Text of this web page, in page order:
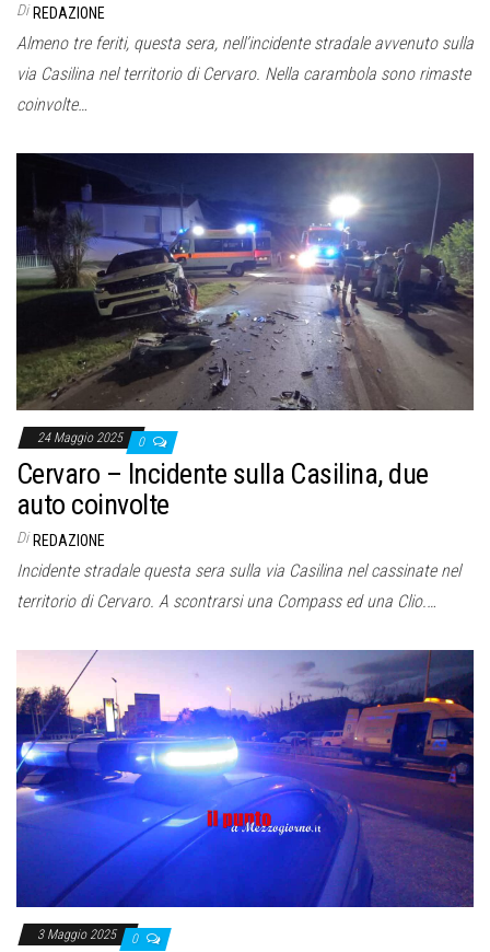
Di REDAZIONE
Almeno tre feriti, questa sera, nell’incidente stradale avvenuto sulla
via Casilina nel territorio di Cervaro. Nella carambola sono rimaste
coinvolte…
24 Maggio 2025 0
Cervaro – Incidente sulla Casilina, due
auto coinvolte
Di REDAZIONE
Incidente stradale questa sera sulla via Casilina nel cassinate nel
territorio di Cervaro. A scontrarsi una Compass ed una Clio.…
3 Maggio 2025 0